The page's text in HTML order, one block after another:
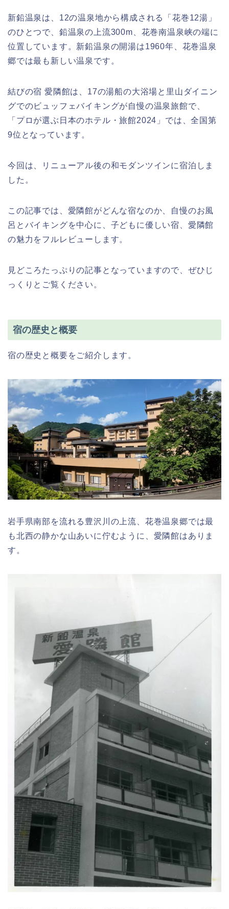
新鉛温泉は、12の温泉地から構成される「花巻12湯」
のひとつで、鉛温泉の上流300m、花巻南温泉峡の端に
位置しています。新鉛温泉の開湯は1960年、花巻温泉
郷では最も新しい温泉です。
結びの宿 愛隣館は、17の湯船の大浴場と里山ダイニン
グでのビュッフェバイキングが自慢の温泉旅館で、
「プロが選ぶ日本のホテル・旅館2024」では、全国第
9位となっています。
今回は、
リニューアル後の和モダンツインに宿泊しま
した。
この記事では、愛隣館がどんな宿なのか、自慢のお風
呂とバイキングを中心に、子どもに優しい宿、愛隣館
の魅力をフルレビューします。
見どころたっぷりの記事となっていますので、ぜひじ
っくりとご覧ください。
宿の歴史と概要
宿の歴史と概要をご紹介します。
岩手県南部を流れる豊沢川の上流、花巻温泉郷では最
も北西の静かな山あいに佇むように、愛隣館はありま
す。